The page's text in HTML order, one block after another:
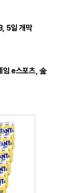
5일 개막
임 e스포츠, 金